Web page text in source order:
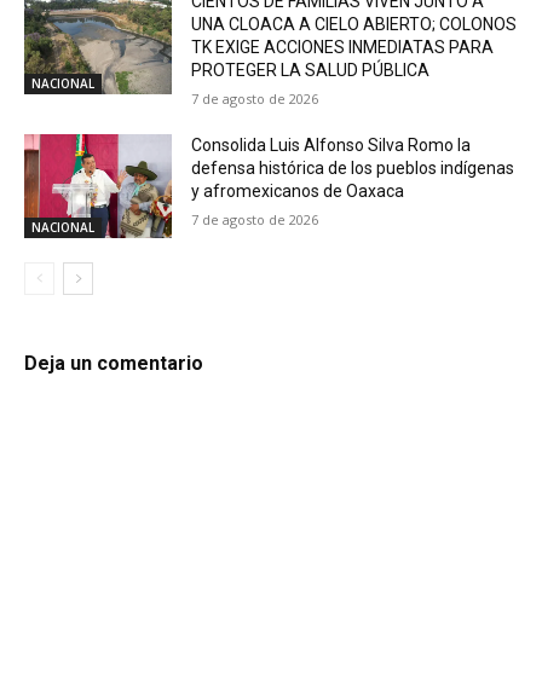
NACIONAL
UNA CLOACA A CIELO ABIERTO; COLONOS
TK EXIGE ACCIONES INMEDIATAS PARA
PROTEGER LA SALUD PÚBLICA
7 de agosto de 2026
NACIONAL
Consolida Luis Alfonso Silva Romo la
defensa histórica de los pueblos indígenas
y afromexicanos de Oaxaca
7 de agosto de 2026
Deja un comentario